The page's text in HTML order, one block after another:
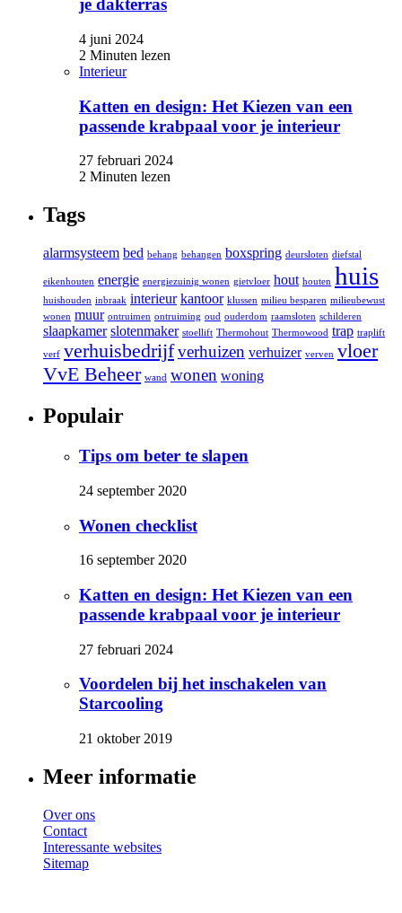
je dakterras
4 juni 2024
2 Minuten lezen
Interieur
Katten en design: Het Kiezen van een
passende krabpaal voor je interieur
27 februari 2024
2 Minuten lezen
Tags
alarmsysteem bed behang behangen boxspring deursloten diefstal
eikenhouten energie energiezuinig wonen gietvloer hout houten huis
huishouden inbraak interieur kantoor klussen milieu besparen milieubewust
wonen muur ontruimen ontruiming oud ouderdom raamsloten schilderen
slaapkamer slotenmaker stoellift Thermohout Thermowood trap traplift
verf verhuisbedrijfverhuizen verhuizer verven vloer
VvE Beheer wand wonen woning
Populair
Tips om beter te slapen
24 september 2020
Wonen checklist
16 september 2020
Katten en design: Het Kiezen van een
passende krabpaal voor je interieur
27 februari 2024
Voordelen bij het inschakelen van
Starcooling
21 oktober 2019
Meer informatie
Over ons
Contact
Interessante websites
Sitemap